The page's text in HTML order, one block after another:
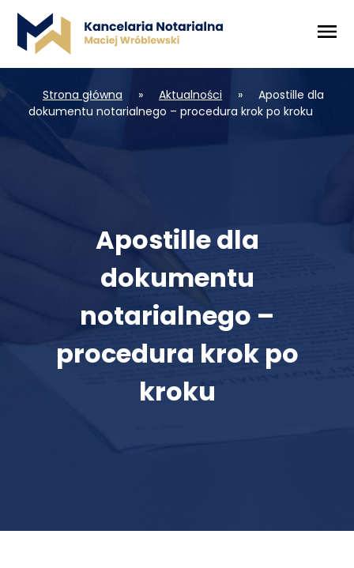
Strona główna » Aktualności »
Apostille dla
dokumentu notarialnego – procedura krok po kroku
Apostille dla
dokumentu
notarialnego –
procedura krok po
kroku